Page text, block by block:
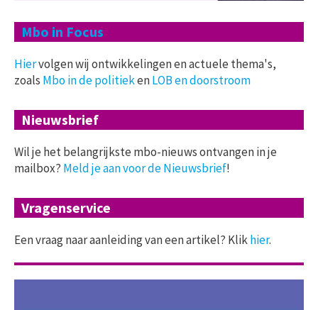
Mbo in Focus
Hiervolgen wij ontwikkelingen en actuele thema's,
zoals Mbo in de politiekenLOB en doorstroom
Nieuwsbrief
Wil je het belangrijkste mbo-nieuws ontvangen in je
mailbox? Meld je aan voor de Nieuwsbrief!
Vragenservice
Een vraag naar aanleiding van een artikel? Klikhier.